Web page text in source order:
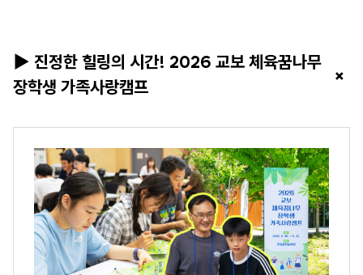
▶ 진정한 힐링의 시간! 2026 교보 체육꿈나무
장학생 가족사랑캠프
+